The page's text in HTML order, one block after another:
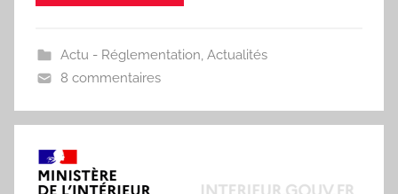
Actu - Réglementation, Actualités
8 commentaires